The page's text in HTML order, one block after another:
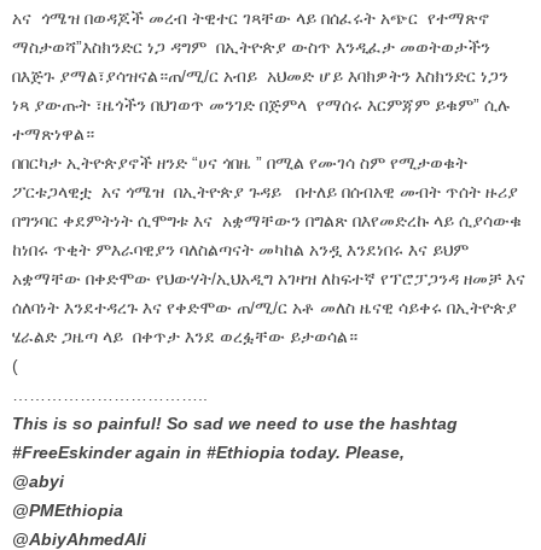
አና ጎሜዝ በወዳጆች መረብ ትዊተር ገጻቸው ላይ በሰፈሩት አጭር የተማጽኖ
ማስታወሻ”እስክንድር ነጋ ዳግም በኢትዮጵያ ውስጥ እንዲፈታ መወትወታችን
በእጅጉ ያማል፣ያሳዝናል።ጠ/ሚ/ር አብይ አህመድ ሆይ እባክዎትን እስክንድር ነጋን
ነጻ ያውጡት ፣ዜጎችን በህገወጥ መንገድ በጅምላ የማሰሩ እርምጃም ይቁም” ሲሉ
ተማጽነዋል።
በበርካታ ኢትዮጵያኖች ዘንድ “ሀና ጎበዜ ” በሚል የሙገሳ ስም የሚታወቁት
ፖርቱጋላዊቷ አና ጎሜዝ በኢትዮጵያ ጉዳይ በተለይ በሰብአዊ መብት ጥሰት ዙሪያ
በግንባር ቀደምትነት ሲሞግቱ እና አቋማቸውን በግልጽ በእየመድረኩ ላይ ሲያሳውቁ
ከነበሩ ጥቂት ምእራባዊያን ባለስልጣናት መካከል አንዷ እንደነበሩ እና ይህም
አቋማቸው በቀድሞው የህውሃት/ኢህአዲግ አገዛዝ ለከፍተኛ የፕሮፓጋንዳ ዘመቻ እና
ሰለባነት እንደተዳረጉ እና የቀድሞው ጠ/ሚ/ር አቶ መለስ ዜናዊ ሳይቀሩ በኢትዮጵያ
ሄራልድ ጋዜጣ ላይ በቀጥታ እንደ ወረፏቸው ይታወሳል።
(
This is so painful! So sad we need to use the hashtag
#FreeEskinder again in #Ethiopia today. Please,
@abyi
@PMEthiopia
@AbiyAhmedAli